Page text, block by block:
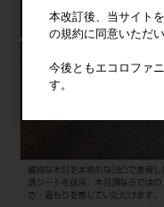
本改訂後、当サイト
の規約に同意いただ
今後ともエコロファ
す。